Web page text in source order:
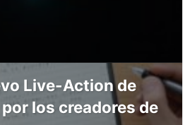
Live-Action de
los creadores de